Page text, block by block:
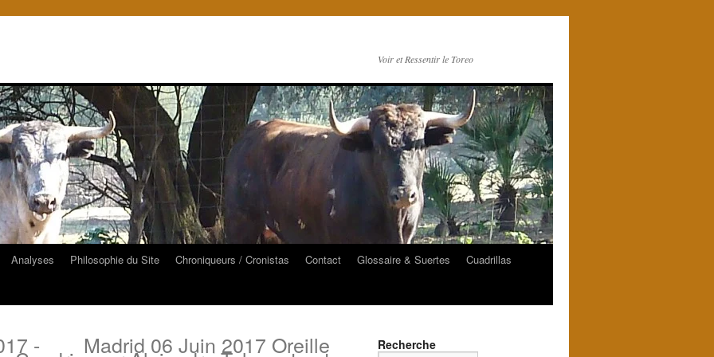
Voir et Ressentir le Toreo
Analyses Philosophie du Site Chroniqueurs / Cronistas Contact Glossaire & Suertes
Cuadrillas
- Madrid 06 Juin 2017 Oreille Recherche